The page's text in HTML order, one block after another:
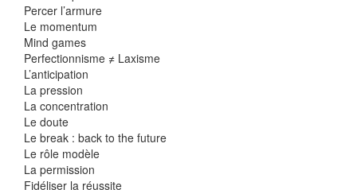
Percer l’armure
Le momentum
Mind games
Perfectionnisme ≠ Laxisme
L’anticipation
La pression
La concentration
Le doute
Le break : back to the future
Le rôle modèle
La permission
Fidéliser la réussite